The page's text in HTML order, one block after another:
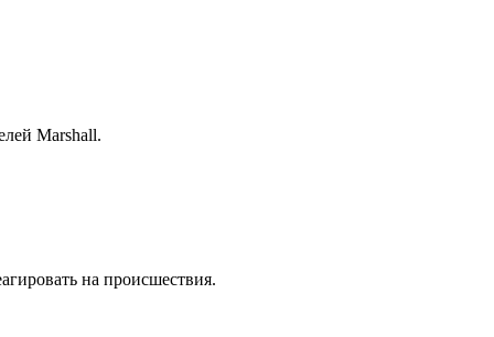
Marshall.
на происшествия.